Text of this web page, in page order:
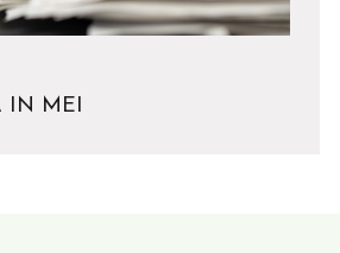
IN MEI